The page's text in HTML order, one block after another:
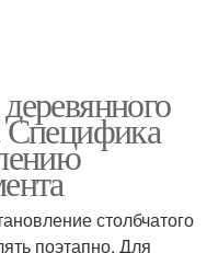
Специфика
столбчатого
поэтапно. Для